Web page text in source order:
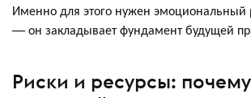
Именно для этого нужен эмоциональный
— он закладывает фундамент будущей
Риски и ресурсы: